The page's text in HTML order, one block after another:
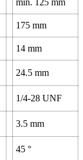
175 mm
14 mm
24.5 mm
1/4-28 UNF
3.5 mm
45 °